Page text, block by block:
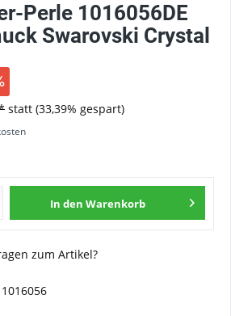
Perle 1016056DE
Swarovski Crystal
statt (33,39% gespart)
In den Warenkorb
zum Artikel?
1016056